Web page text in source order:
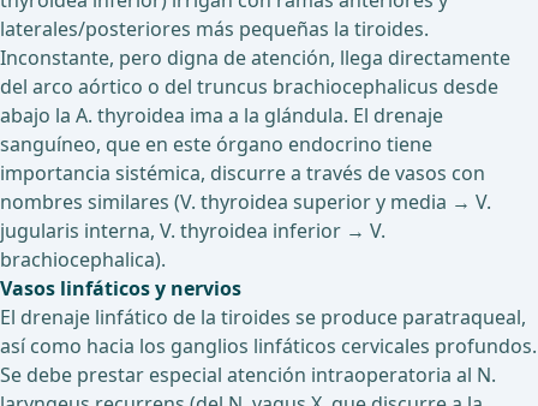
laterales/posteriores más pequeñas la tiroides.
Inconstante, pero digna de atención, llega directamente
del arco aórtico o del truncus brachiocephalicus desde
abajo la A. thyroidea ima a la glándula. El drenaje
sanguíneo, que en este órgano endocrino tiene
importancia sistémica, discurre a través de vasos con
nombres similares (V. thyroidea superior y media → V.
jugularis interna, V. thyroidea inferior → V.
brachiocephalica).
Vasos linfáticos y nervios
El drenaje linfático de la tiroides se produce paratraqueal,
así como hacia los ganglios linfáticos cervicales profundos.
Se debe prestar especial atención intraoperatoria al N.